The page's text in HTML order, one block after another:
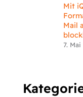
Mit
Mail
7.